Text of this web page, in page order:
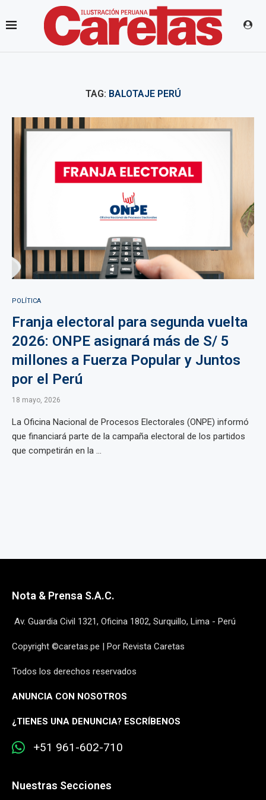
TAG: BALOTAJE PERÚ
POLÍTICA
Franja electoral para segunda vuelta
2026: ONPE asignará más de S/ 5
millones a Fuerza Popular y Juntos
por el Perú
18 mayo, 2026
La Oficina Nacional de Procesos Electorales (ONPE) informó
que financiará parte de la campaña electoral de los partidos
que competirán en la ...
Nota & Prensa S.A.C.
Av. Guardia Civil 1321, Oficina 1802, Surquillo, Lima - Perú
Copyright ©caretas.pe | Por Revista Caretas
Todos los derechos reservados
ANUNCIA CON NOSOTROS
¿TIENES UNA DENUNCIA? ESCRÍBENOS
+51 961-602-710
Nuestras Secciones